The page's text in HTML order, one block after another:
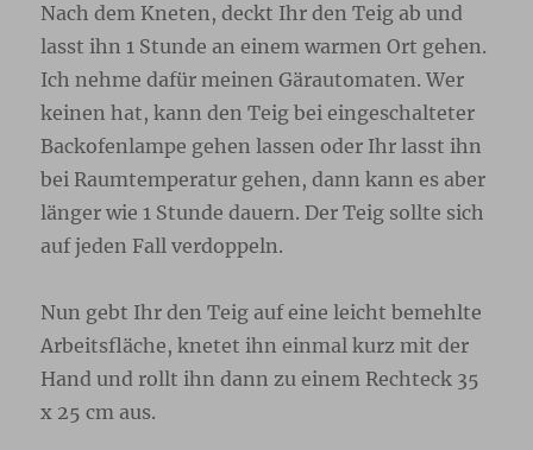
Nach dem Kneten, deckt Ihr den Teig ab und
lasst ihn 1 Stunde an einem warmen Ort gehen.
Ich nehme dafür meinen Gärautomaten. Wer
keinen hat, kann den Teig bei eingeschalteter
Backofenlampe gehen lassen oder Ihr lasst ihn
bei Raumtemperatur gehen, dann kann es aber
länger wie 1 Stunde dauern. Der Teig sollte sich
auf jeden Fall verdoppeln.
Nun gebt Ihr den Teig auf eine leicht bemehlte
Arbeitsfläche, knetet ihn einmal kurz mit der
Hand und rollt ihn dann zu einem Rechteck 35
x 25 cm aus.